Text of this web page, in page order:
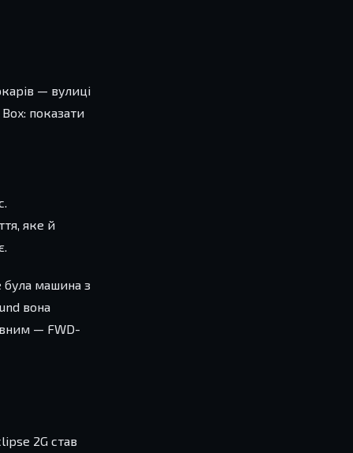
— вулиці
показати
яке й
була машина з
вона
— FWD-
2G став